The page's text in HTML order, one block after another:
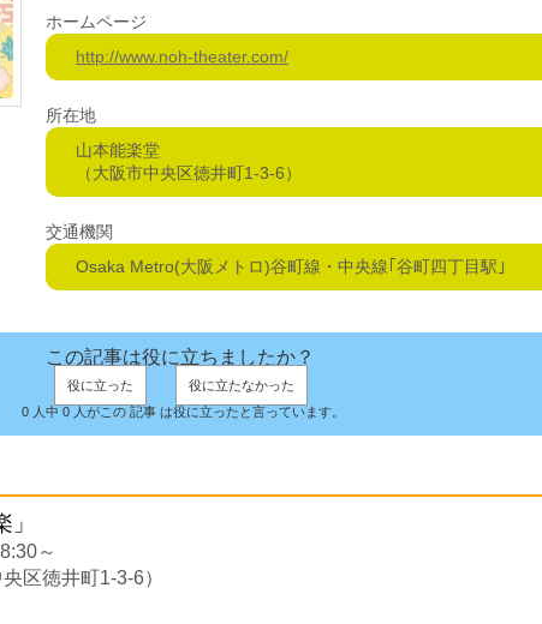
ホームページ
http://www.noh-theater.com/
所在地
山本能楽堂
（大阪市中央区徳井町1-3-6）
交通機関
Osaka Metro(大阪メトロ)谷町線・中央線｢谷町四丁目駅｣
この記事は役に立ちましたか？
役に立った
役に立たなかった
0 人中 0 人がこの 記事 は役に立ったと言っています。
～
区徳井町1-3-6）